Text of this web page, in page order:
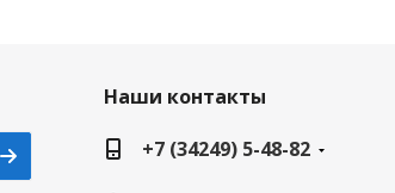
Наши контакты
+7 (34249) 5-48-82